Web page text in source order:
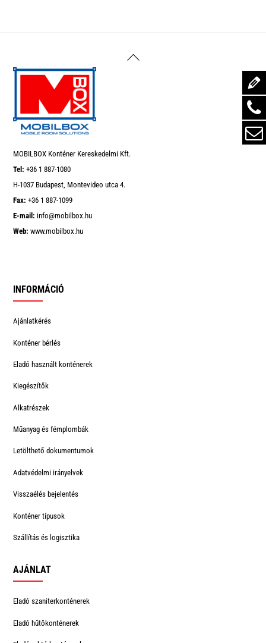
Back
MOBILBOX Konténer Kereskedelmi Kft.
Tel: +36 1 887-1080
H-1037 Budapest, Montevideo utca 4.
Fax: +36 1 887-1099
E-mail: info@mobilbox.hu
Web: www.mobilbox.hu
INFORMÁCIÓ
Ajánlatkérés
Konténer bérlés
Eladó használt konténerek
Kiegészítők
Alkatrészek
Műanyag és fémplombák
Letölthető dokumentumok
Adatvédelmi irányelvek
Visszaélés bejelentés
Konténer típusok
Szállítás és logisztika
AJÁNLAT
Eladó szaniterkonténerek
Eladó hűtőkonténerek